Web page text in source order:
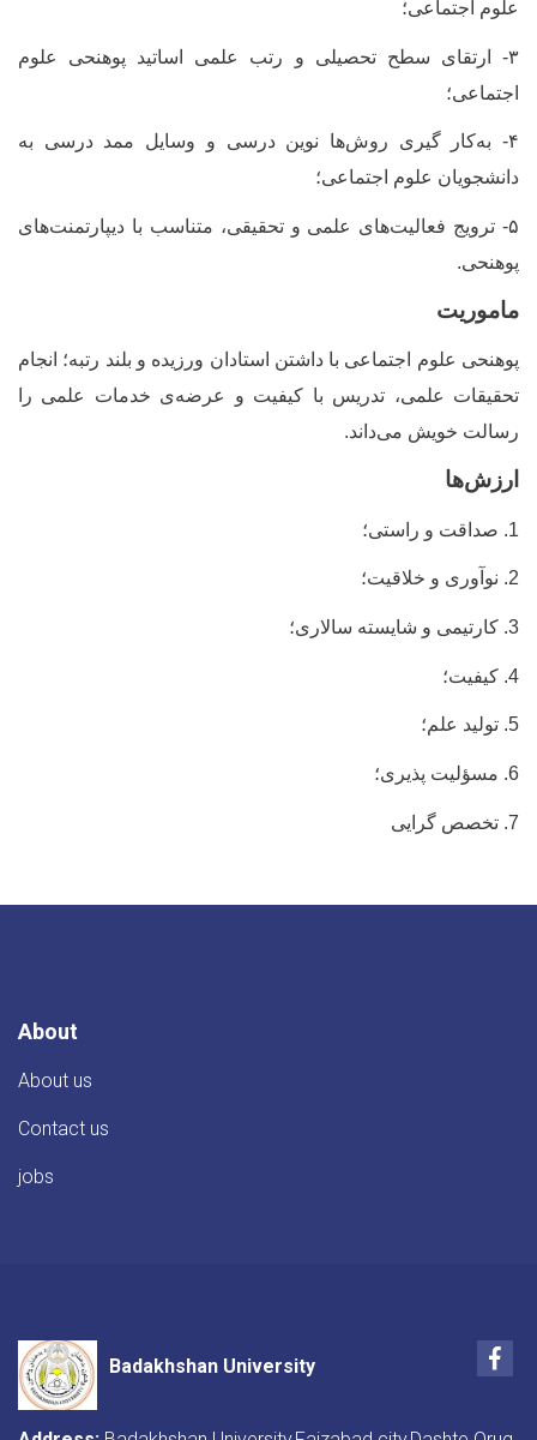
علوم اجتماعی؛
۳-
ارتقای سطح تحصیلی و رتب علمی اساتید پوهنحی علوم
اجتماعی؛
۴- بهکار گیری روشها نوین درسی و وسایل ممد درسی به
دانشجویان علوم اجتماعی؛
۵- ترویج فعالیتهای علمی و تحقیقی، متناسب با دیپارتمنتهای
پوهنحی.
ماموریت
پوهنحی علوم اجتماعی با داشتن استادان ورزیده و بلند رتبه؛ انجام
تحقیقات علمی، تدریس با کیفیت و عرضهی خدمات علمی را
رسالت خویش میداند.
ارزشها
1. صداقت و راستی؛
2. نوآوری و خلاقیت؛
3. کارتیمی و شایسته سالاری؛
4. کیفیت؛
5. تولید علم؛
6. مسؤلیت پذیری؛
7. تخصص گرایی
About
About us
Contact us
jobs
Badakhshan University